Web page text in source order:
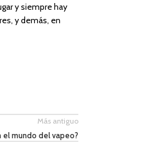
y siempre hay
y demás, en
Más antiguo
el mundo del vapeo?